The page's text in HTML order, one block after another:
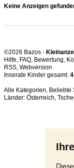
Keine Anzeigen
©2026 Bazos -
Hilfe, FAQ, Bewertung,
RSS,
Inserate Kinder gesamt: 4
Alle Kategorien, Beliebte
Länder: Österreich,